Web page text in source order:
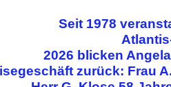
Seit 1978
2026 blicken
zurück: Frau